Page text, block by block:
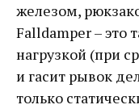
железом,
Falldamper – это
нагрузкой (при
и гасит рывок
только